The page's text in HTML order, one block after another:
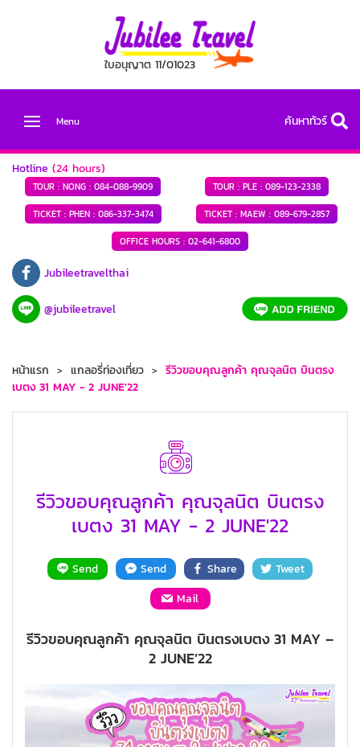
ใบอนุญาต 11/01023
Menu ค้นหาทัวร์
Hotline (24 hours)
TOUR : NONG : 084-088-9909 TOUR : PLE : 089-123-2338
TICKET : PHEN :086-337-3474 TICKET : MAEW : 089-679-2857
OFFICE HOURS : 02-641-6800
Jubileetravelthai
@jubileetravel
หน้าแรก แกลอรี่ท่องเที่ยว
รีวิวขอบคุณลูกค้า คุณจุลนิต บินตรง
เบตง 31 MAY - 2 JUNE'22
รีวิวขอบคุณลูกค้า คุณจุลนิต บินตรง
เบตง 31 MAY - 2 JUNE'22
Send Send Share
Tweet
Mail
รีวิวขอบคุณลูกค้า คุณจุลนิต บินตรงเบตง 31 MAY –
2 JUNE’22